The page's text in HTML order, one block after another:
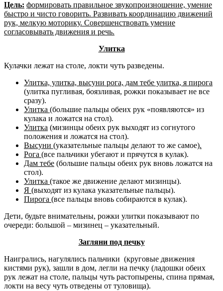
Цель: формировать правильное звукопроизношение, умение
быстро и чисто говорить. Развивать координацию движений
рук, мелкую моторику. Совершенствовать умение
согласовывать движения и речь.
Улитка
Кулачки лежат на столе, локти чуть разведены.
Улитка, улитка, высуни рога, дам тебе улитка, я пирога
(улитка пугливая, боязливая, рожки показывает не все
сразу).
Улитка (большие пальцы обеих рук «появляются» из
кулака и ложатся на стол).
Улитка (мизинцы обеих рук выходят из согнутого
положения и ложатся на стол).
Высуни (указательные пальцы делают то же самое).
Рога (все пальчики убегают и прячутся в кулак).
Дам тебе (большие пальцы обеих рук вновь ложатся на
стол).
Улитка (такое же движение делают мизинцы).
Я (выходят из кулака указательные пальцы).
Пирога (все пальцы вновь собираются в кулак).
Дети, будьте внимательны, рожки улитки показывают по
очереди: большой – мизинец – указательный.
Загляни под печку
Наигрались, нагулялись пальчики (круговые движения
кистями рук), зашли в дом, легли на печку (ладошки обеих
рук лежат на столе, пальцы чуть растопырены, спина прямая,
локти на весу чуть отведены от туловища).